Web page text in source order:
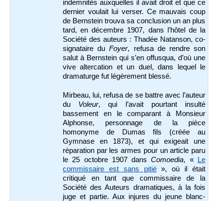
indemnités auxquelles il avait droit et que ce
dernier voulait lui verser. Ce mauvais coup
de Bernstein trouva sa conclusion un an plus
tard, en décembre 1907, dans l’hôtel de la
Société des auteurs : Thadée Natanson, co-
signataire duFoyer, refusa de rendre son
salut à Bernstein qui s’en offusqua, d’où une
vive altercation et un duel, dans lequel le
dramaturge fut légèrement blessé.
Mirbeau, lui, refusa de se battre avec l’auteur
du Voleur, qui l’avait pourtant insulté
bassement en le comparant à Monsieur
Alphonse, personnage de la pièce
homonyme de Dumas fils (créée au
Gymnase en 1873), et qui exigeait une
réparation par les armes pour un article paru
le 25 octobre 1907 dansComoedia, «
Le
commissaire est sans pitié», où il était
critiqué en tant que commissaire de la
Société des Auteurs dramatiques, à la fois
juge et partie. Aux injures du jeune blanc-